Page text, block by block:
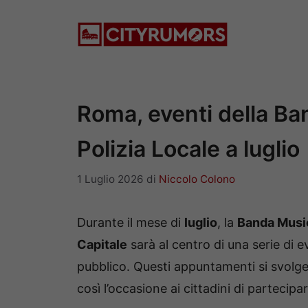
Roma, eventi della
Polizia Locale a luglio
1 Luglio 2026 di Niccolo Colono
Durante il mese di luglio, la Banda
Capitale sarà al centro di una serie di
pubblico. Questi appuntamenti si
così l’occasione ai cittadini di